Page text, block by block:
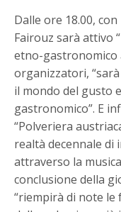
Dalle ore 18.00,
Fairouz sarà attivo
etno-gastronomico
organizzatori,
il mondo del gusto
gastronomico”. E
“Polveriera
realtà decennale
attraverso la
conclusione della
“riempirà di note